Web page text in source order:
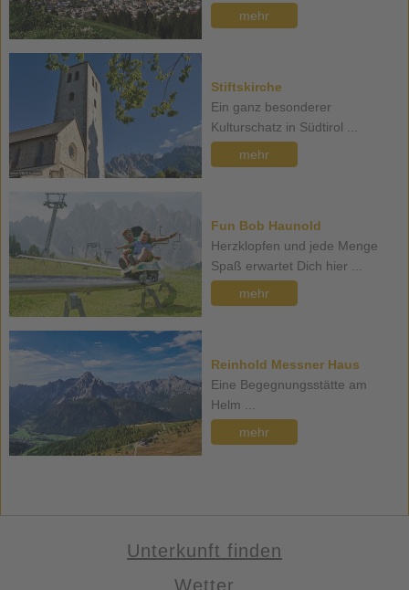
mehr
Stiftskirche
Ein ganz besonderer
Kulturschatz in Südtirol ...
mehr
Fun Bob Haunold
Herzklopfen und jede Menge
Spaß erwartet Dich hier ...
mehr
Reinhold Messner Haus
Eine Begegnungsstätte am
Helm ...
mehr
Unterkunft finden
Wetter